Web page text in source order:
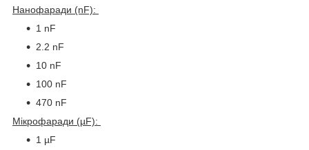
Нанофаради (nF):
1 nF
2.2 nF
10 nF
100 nF
470 nF
Мікрофаради (µF):
1 µF